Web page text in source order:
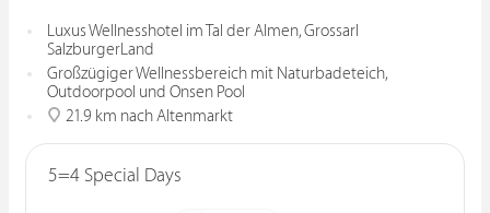
Luxus Wellnesshotel im Tal der Almen, Grossarl
SalzburgerLand
Großzügiger Wellnessbereich mit Naturbadeteich,
Outdoorpool und Onsen Pool
21.9 km nach Altenmarkt
5=4 Special Days